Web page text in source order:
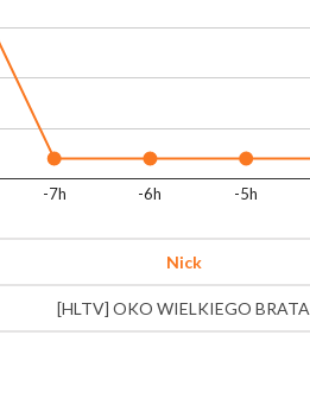
-7h -6h -5h
Nick
[HLTV] OKO WIELKIEGO BRATA